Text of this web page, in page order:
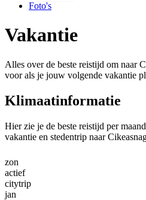
Foto's
Vakantie
Alles over de beste reistijd om naar
voor als je jouw volgende vakantie
Klimaatinformatie
Hier zie je de beste reistijd per
vakantie en stedentrip naar
zon
actief
citytrip
jan